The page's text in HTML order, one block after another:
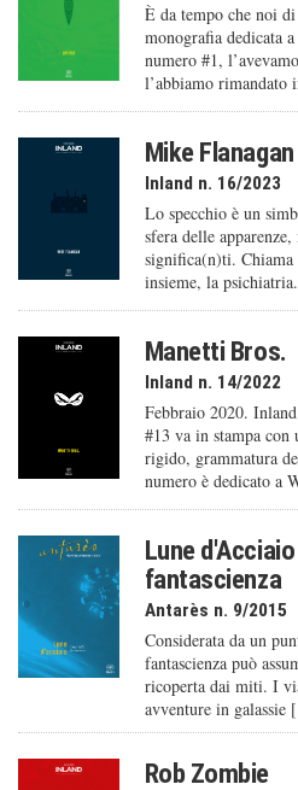
È da tempo che noi
monografia dedicata
numero #1,
l’abbiamo rimandato
Mike Flanagan
Inland n. 16/2023
Lo specchio è un
sfera delle
significa(n)ti. Chiama
insieme, la
Manetti Bros.
Inland n. 14/2022
Febbraio 2020.
#13 va in stampa con
rigido, grammatura
numero è dedicato a
Lune
fantascienza
Antarès n. 9/2015
Considerata da un
fantascienza può
ricoperta dai miti. I
avventure in galassie
Rob Zombie